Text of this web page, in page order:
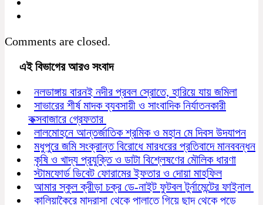
Comments are closed.
এই বিভাগের আরও সংবাদ
নলডাঙ্গায় বারনই নদীর প্রবল স্রোতে, হারিয়ে যায় জমিলা
সাভারের শীর্ষ মাদক ব্যবসায়ী ও সাংবাদিক নির্যাতনকারী
কক্সবাজারে গ্রেফতার
লালমোহনে আন্তর্জাতিক শ্রমিক ও মহান মে দিবস উদযাপন
মধুপুরে জমি সংক্রান্ত বিরোধে মারধরের প্রতিবাদে মানববন্ধন
কৃষি ও খাদ্য প্রযুক্তি ও ডাটা বিশ্লেষণের মৌলিক ধারণা
স্টামফোর্ড ডিবেট ফোরামের ইফতার ও দোয়া মাহফিল
আমার স্কুল ক্রীড়া চক্র ডে-নাইট ফুটবল টুর্নামেন্টের ফাইনাল
কালিয়াকৈরে মাদ্রাসা থেকে পালাতে গিয়ে ছাদ থেকে পড়ে